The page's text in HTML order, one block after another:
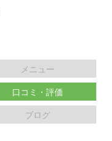
メニュー
口コミ・評価
ブログ